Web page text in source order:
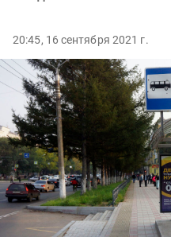
20:45, 16 сентября 2021 г.